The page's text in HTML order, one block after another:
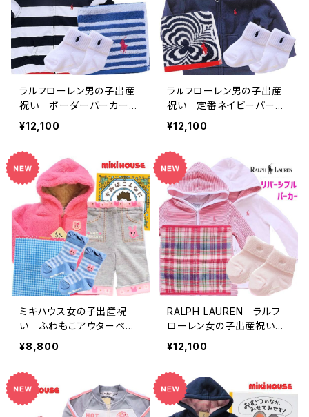
ラルフローレン男の子出産
祝い ボーダーパーカー（9
ヶ月～）3点ギフト
¥12,100
ラㇽフローレン男の子出産
祝い 定番ネイビーパーカ
ー祝福セット
¥12,100
ミキハウス女の子出産祝
い ふわもこアウターベビ
ー服と絵本セット
¥8,800
RALPH LAUREN ラルフ
ローレン女の子出産祝い
リバーシブルベビー服セット
¥12,100